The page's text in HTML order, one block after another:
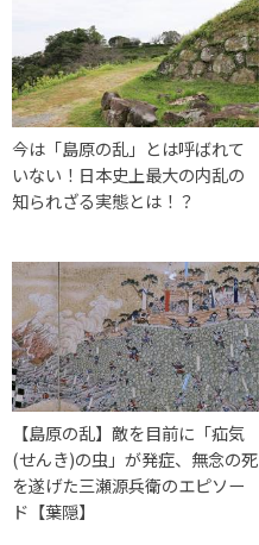
今は「島原の乱」とは呼ばれて
いない！日本史上最大の内乱の
知られざる実態とは！？
【島原の乱】敵を目前に「疝気
(せんき)の虫」が発症、無念の死
を遂げた三瀬源兵衛のエピソー
ド【葉隠】